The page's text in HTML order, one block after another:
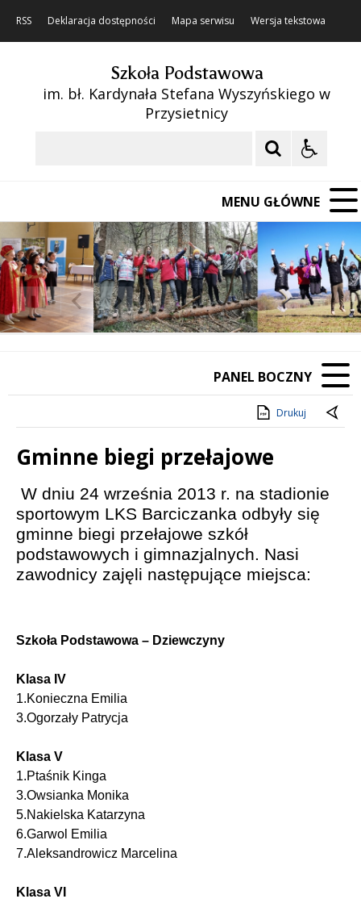
RSS Deklaracja dostępności Mapa serwisu Wersja tekstowa
Szkoła Podstawowa
im. bł. Kardynała Stefana Wyszyńskiego w
Przysietnicy
MENU GŁÓWNE
Poprzedni Element
Następny Element
❚❚
PANEL BOCZNY
Drukuj
Gminne biegi przełajowe
Treść
W dniu 24 września 2013 r. na stadionie
sportowym LKS Barciczanka odbyły się
gminne biegi przełajowe szkół
podstawowych i gimnazjalnych. Nasi
zawodnicy zajęli następujące miejsca:
Szkoła Podstawowa – Dziewczyny
Klasa IV
1.Konieczna Emilia
3.Ogorzały Patrycja
Klasa V
1.Ptaśnik Kinga
3.Owsianka Monika
5.Nakielska Katarzyna
6.Garwol Emilia
7.Aleksandrowicz Marcelina
Klasa VI